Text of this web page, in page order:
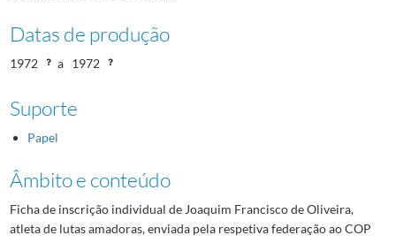
Datas de produção
1972 a 1972
Suporte
Papel
Âmbito e conteúdo
Ficha de inscrição individual de Joaquim Francisco de Oliveira,
atleta de lutas amadoras, enviada pela respetiva federação ao COP